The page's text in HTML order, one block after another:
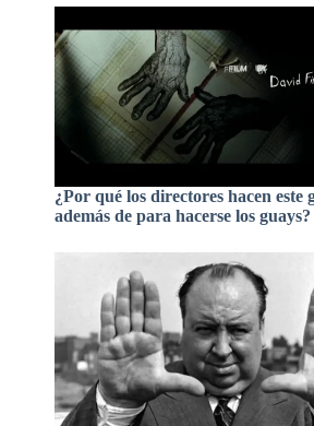
¿Por qué los directores hacen este
además de para hacerse los guays?